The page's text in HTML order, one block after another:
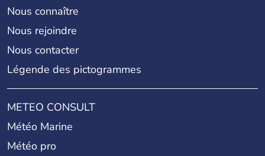
Nous connaître
Nous rejoindre
Nous contacter
Légende des pictogrammes
METEO CONSULT
Météo Marine
Météo pro